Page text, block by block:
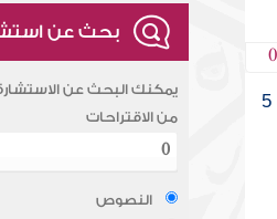
5
بحث عن
يمكنك البحث عن
من الاقتراحات
النصوص